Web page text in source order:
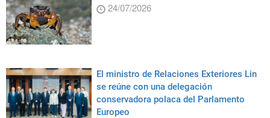
24/07/2026
El ministro de Relaciones Exteriores Lin
se reúne con una delegación
conservadora polaca del Parlamento
Europeo